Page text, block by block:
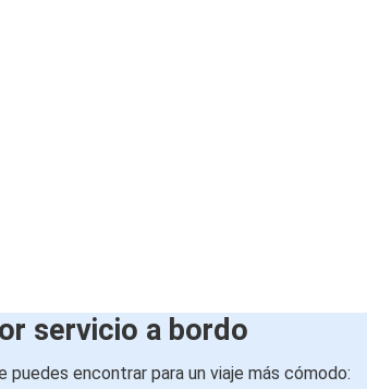
servicio a bordo
puedes encontrar para un viaje más cómodo: